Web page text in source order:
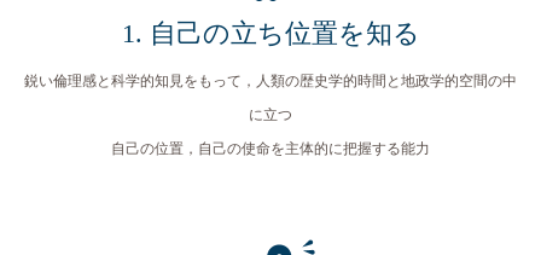
1. 自己の立ち位置を知る
鋭い倫理感と科学的知見をもって，人類の歴史学的時間と地政学的空間の中
に立つ
自己の位置，自己の使命を主体的に把握する能力